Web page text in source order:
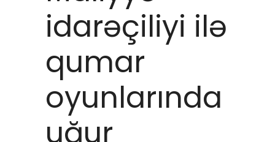
idarəçiliyi ilə
qumar
oyunlarında
uğur